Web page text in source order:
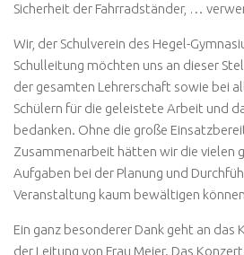
Sicherheit der Fahrradständer, …
Wir, der Schulverein des Hegel-
Schulleitung möchten uns an dieser
der gesamten Lehrerschaft sowie bei
Schülern für die geleistete Arbeit und
bedanken. Ohne die große
Zusammenarbeit hätten wir die vielen
Aufgaben bei der Planung und
Veranstaltung kaum bewältigen
Ein ganz besonderer Dank geht an
der Leitung von Frau Meier. Das